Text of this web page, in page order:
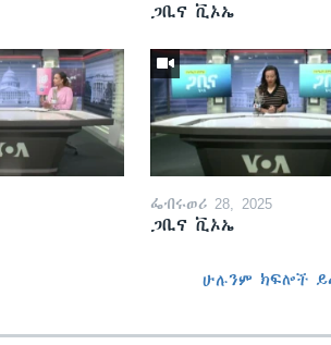
ጋቢና ቪኦኤ
ፌብሩወሪ 28, 2025
ጋቢና ቪኦኤ
ሁሉንም ክፍሎች